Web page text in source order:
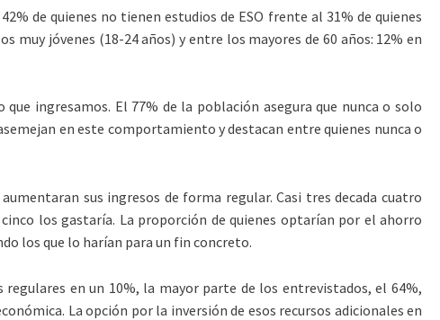
de quienes no tienen estudios de ESO frente al 31% de quienes
jóvenes (18-24 años) y entre los mayores de 60 años: 12% en
ingresamos. El 77% de la población asegura que nunca o solo
en este comportamiento y destacan entre quienes nunca o
sus ingresos de forma regular. Casi tres decada cuatro
los gastaría. La proporción de quienes optarían por el ahorro
los que lo harían para un fin concreto.
en un 10%, la mayor parte de los entrevistados, el 64%,
La opción por la inversión de esos recursos adicionales en